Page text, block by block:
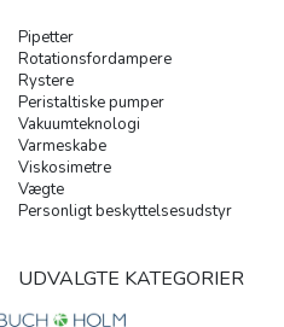
Pipetter
Rotationsfordampere
Rystere
Peristaltiske pumper
Vakuumteknologi
Varmeskabe
Viskosimetre
Vægte
Personligt beskyttelsesudstyr
UDVALGTE KATEGORIER